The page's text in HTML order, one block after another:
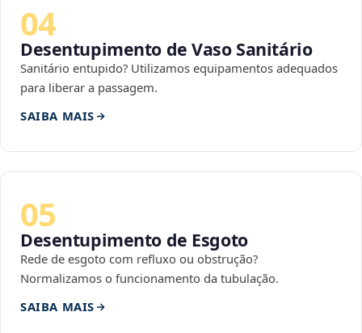
04
Desentupimento de Vaso Sanitário
Sanitário entupido? Utilizamos equipamentos adequados
para liberar a passagem.
SAIBA MAIS
05
Desentupimento de Esgoto
Rede de esgoto com refluxo ou obstrução?
Normalizamos o funcionamento da tubulação.
SAIBA MAIS